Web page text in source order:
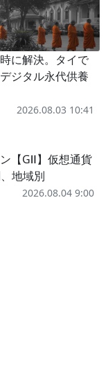
に解決。タイで
ジタル永代供養
2026.08.03 10:41
【GⅡ】仮想通貨
地域別
2026.08.04 9:00